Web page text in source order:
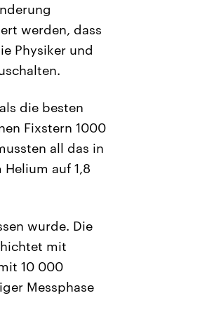
werden, dass
Physiker und
die besten
Fixstern 1000
all das in
auf 1,8
wurde. Die
mit
10 000
Messphase